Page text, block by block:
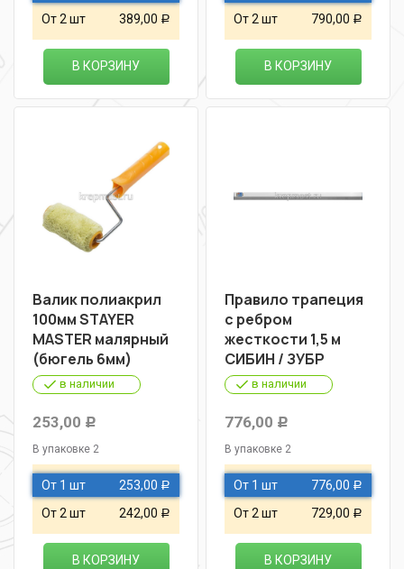
От 2 шт 389,00 Р
В КОРЗИНУ
От 2 шт 790,00 Р
В КОРЗИНУ
Валик полиакрил
100мм STAYER
MASTER малярный
(бюгель 6мм)
в наличии
253,00 Р
В упаковке 2
От 1 шт 253,00 Р
От 2 шт 242,00 Р
В КОРЗИНУ
Правило трапеция
с ребром
жесткости 1,5 м
СИБИН / ЗУБР
в наличии
776,00 Р
В упаковке 2
От 1 шт 776,00 Р
От 2 шт 729,00 Р
В КОРЗИНУ